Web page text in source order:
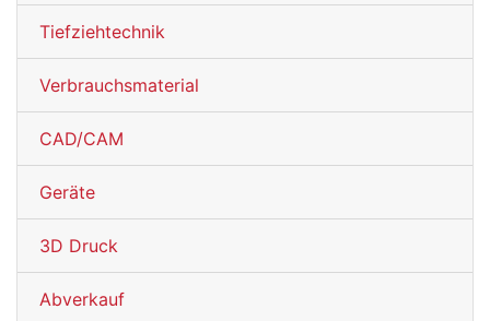
Tiefziehtechnik
Verbrauchsmaterial
CAD/CAM
Geräte
3D Druck
Abverkauf